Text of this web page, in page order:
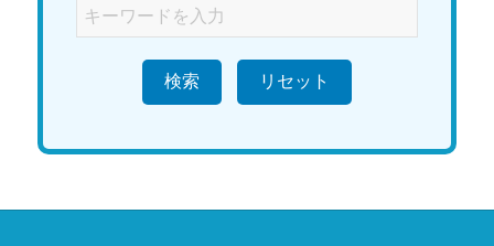
検索